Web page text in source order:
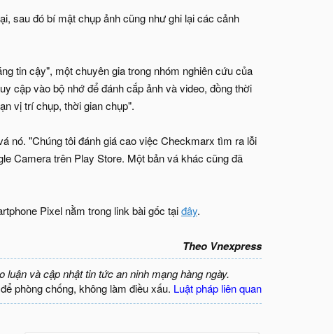
sau đó bí mật chụp ảnh cũng như ghi lại các cảnh
tin cậy", một chuyên gia trong nhóm nghiên cứu của
cập vào bộ nhớ để đánh cắp ảnh và video, đồng thời
vị trí chụp, thời gian chụp".
nó. "Chúng tôi đánh giá cao việc Checkmarx tìm ra lỗi
Camera trên Play Store. Một bản vá khác cũng đã
Pixel nằm trong link bài gốc tạiđây.
Theo Vnexpress
luận và cập nhật tin tức an ninh mạng hàng ngày.
phòng chống, không làm điều xấu. Luật pháp liên quan